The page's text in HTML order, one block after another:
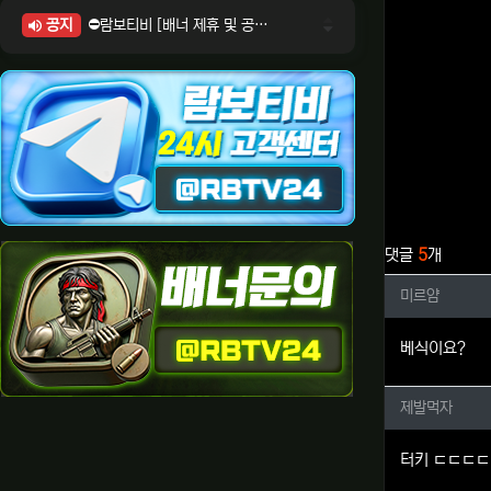
댓글 5개
미르얌
미르얌
베식이요?
제발먹
제발먹자
터키 ㄷㄷㄷㄷ
공지
⛔람보티비 [배너 제휴 및 공식 입점 문의 안내]
⛔람보티비 [정회원 등급UP! 안내사항]
⛔람보티비 [채팅방 이용시 주의사항]
⛔람보티비 [공식보증업체 안내]